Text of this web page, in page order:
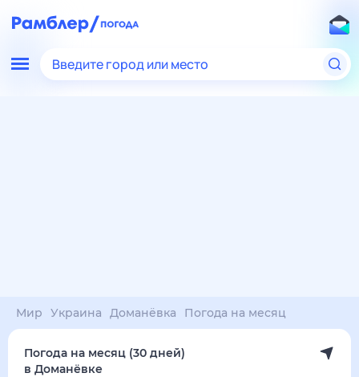
Введите город или место
Мир Украина Доманёвка Погода на месяц
Погода на месяц (30 дней)
в Доманёвке